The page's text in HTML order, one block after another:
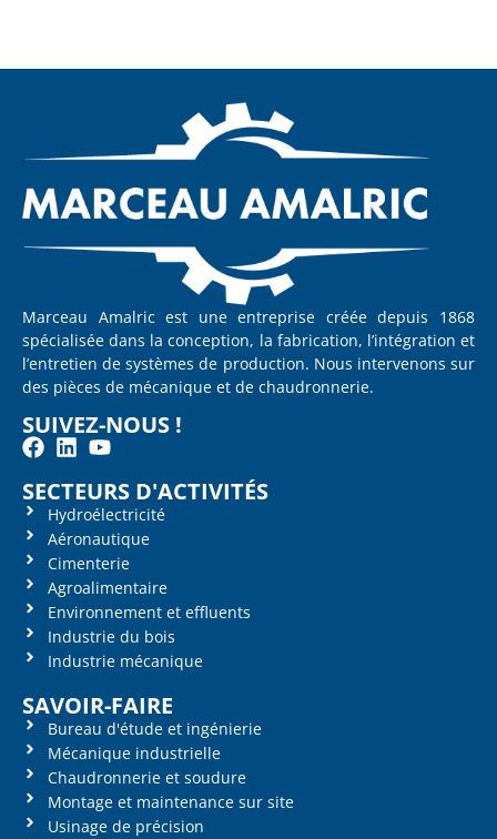
Marceau Amalric est une entreprise créée depuis 1868
spécialisée dans la conception, la fabrication, l’intégration et
l’entretien de systèmes de production. Nous intervenons sur
des pièces de mécanique et de chaudronnerie.
SUIVEZ-NOUS !
SECTEURS D'ACTIVITÉS
Hydroélectricité
Aéronautique
Cimenterie
Agroalimentaire
Environnement et effluents
Industrie du bois
Industrie mécanique
SAVOIR-FAIRE
Bureau d'étude et ingénierie
Mécanique industrielle
Chaudronnerie et soudure
Montage et maintenance sur site
Usinage de précision